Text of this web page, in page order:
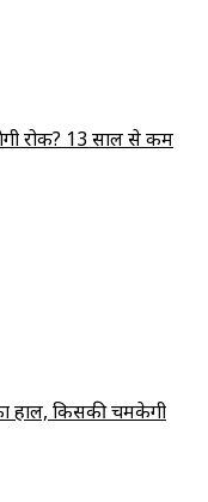
रोक? 13 साल से कम
हाल, किसकी चमकेगी